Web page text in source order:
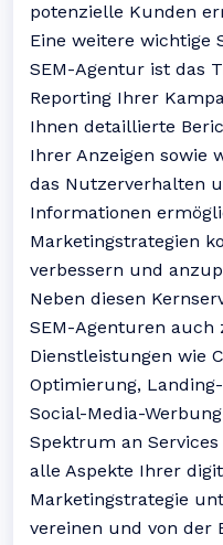
potenzielle Kunden
Eine weitere wichtige
SEM-Agentur ist das
Reporting Ihrer
Ihnen detaillierte
Ihrer Anzeigen sowie
das Nutzerverhalten
Informationen
Marketingstrategien
verbessern und
Neben diesen
SEM-Agenturen auch
Dienstleistungen wie
Optimierung,
Social-Media-
Spektrum an
alle Aspekte Ihrer
Marketingstrategie
vereinen und von der